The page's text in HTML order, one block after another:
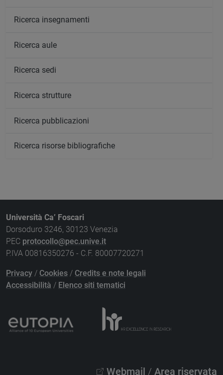
Ricerca insegnamenti
Ricerca aule
Ricerca sedi
Ricerca strutture
Ricerca pubblicazioni
Ricerca risorse bibliografiche
Università Ca’ Foscari
Dorsoduro 3246, 30123 Venezia
PEC protocollo@pec.unive.it
P.IVA 00816350276 - C.F. 80007720271
Privacy / Cookies / Credits e note legali
Accessibilità / Elenco siti tematici
Webmail / Area riservata